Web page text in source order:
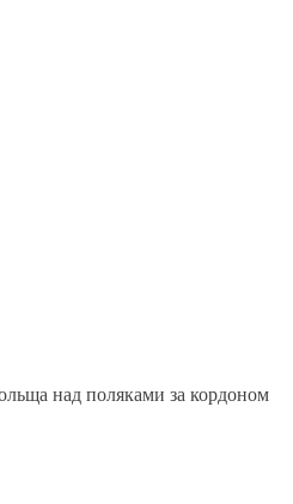
над поляками за кордоном